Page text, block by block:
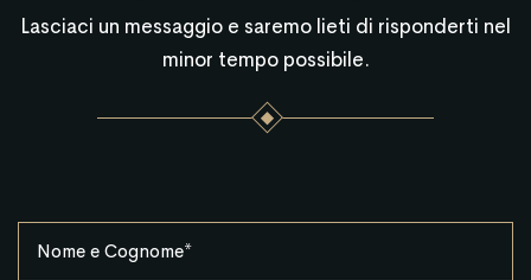
Lasciaci un messaggio e saremo lieti di risponderti nel
minor tempo possibile.